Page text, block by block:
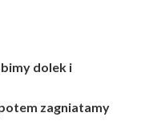
dolek i
zagniatamy